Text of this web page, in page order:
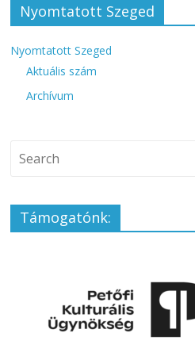
Nyomtatott Szeged
Nyomtatott Szeged
Aktuális szám
Archívum
Támogatónk: